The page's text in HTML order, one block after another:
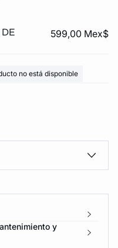
599,00 Mex$
no está disponible
y